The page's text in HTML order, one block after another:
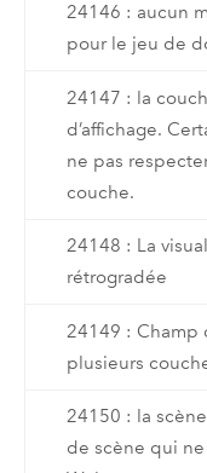
24146 : aucun
pour le jeu de
24147 : la
d’affichage.
ne pas
couche.
24148 : La
rétrogradée
24149 : Champ
plusieurs
24150 : la
de scène qui